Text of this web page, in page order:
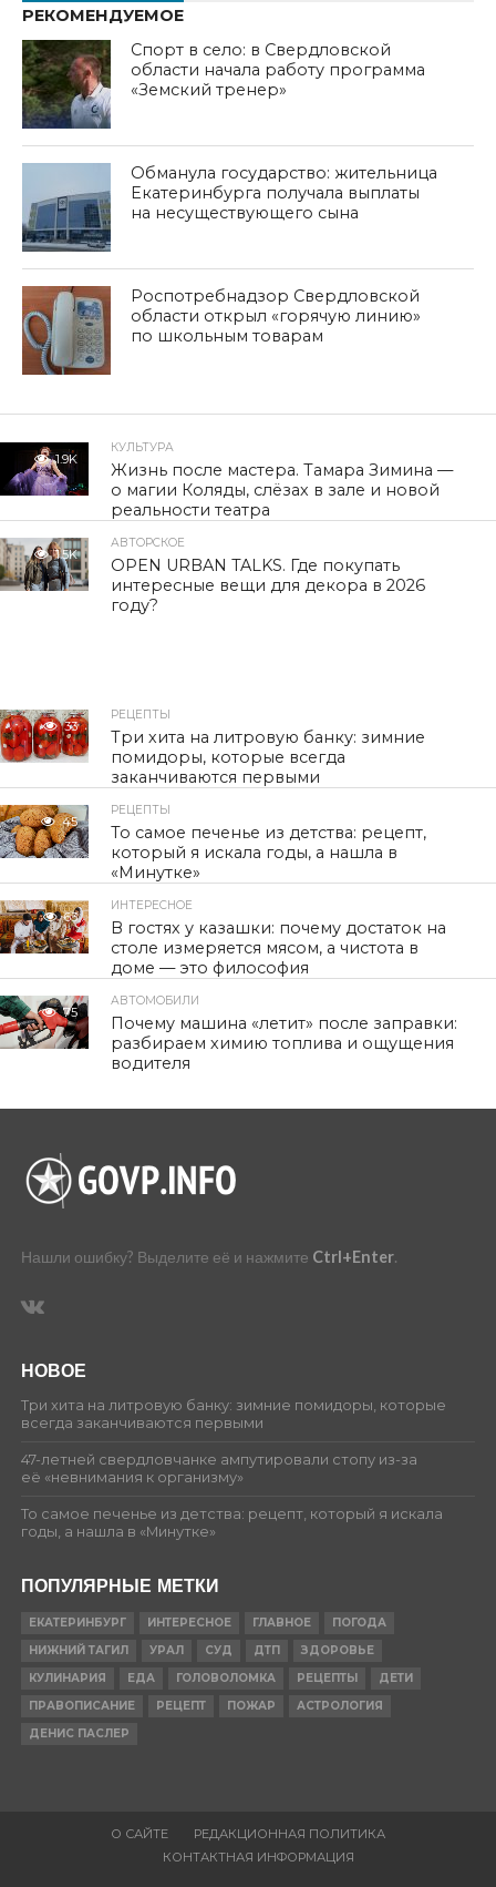
РЕКОМЕНДУЕМОЕ
Спорт в село: в Свердловской
области начала работу программа
«Земский тренер»
Обманула государство: жительница
Екатеринбурга получала выплаты
на несуществующего сына
Роспотребнадзор Свердловской
области открыл «горячую линию»
по школьным товарам
1.9K
КУЛЬТУРА
Жизнь после мастера. Тамара Зимина —
о магии Коляды, слёзах в зале и новой
реальности театра
1.5K
АВТОРСКОЕ
OPEN URBAN TALKS. Где покупать
интересные вещи для декора в 2026
году?
33
РЕЦЕПТЫ
Три хита на литровую банку: зимние
помидоры, которые всегда
заканчиваются первыми
45
РЕЦЕПТЫ
То самое печенье из детства: рецепт,
который я искала годы, а нашла в
«Минутке»
63
ИНТЕРЕСНОЕ
В гостях у казашки: почему достаток на
столе измеряется мясом, а чистота в
доме — это философия
75
АВТОМОБИЛИ
Почему машина «летит» после заправки:
разбираем химию топлива и ощущения
водителя
Нашли ошибку? Выделите её и нажмите Ctrl+Enter.
НОВОЕ
Три хита на литровую банку: зимние помидоры, которые
всегда заканчиваются первыми
47-летней свердловчанке ампутировали стопу из-за
её «невнимания к организму»
То самое печенье из детства: рецепт, который я искала
годы, а нашла в «Минутке»
ПОПУЛЯРНЫЕ МЕТКИ
ЕКАТЕРИНБУРГ ИНТЕРЕСНОЕ ГЛАВНОЕ
ПОГОДА
НИЖНИЙ ТАГИЛ
УРАЛ СУД ДТП
ЗДОРОВЬЕ
КУЛИНАРИЯ
ЕДА ГОЛОВОЛОМКА РЕЦЕПТЫ
ДЕТИ
ПРАВОПИСАНИЕ
РЕЦЕПТ ПОЖАР
АСТРОЛОГИЯ
ДЕНИС ПАСЛЕР
О САЙТЕ
РЕДАКЦИОННАЯ ПОЛИТИКА
КОНТАКТНАЯ ИНФОРМАЦИЯ